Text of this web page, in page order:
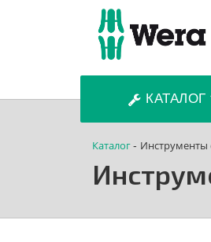
КАТАЛОГ
Каталог-